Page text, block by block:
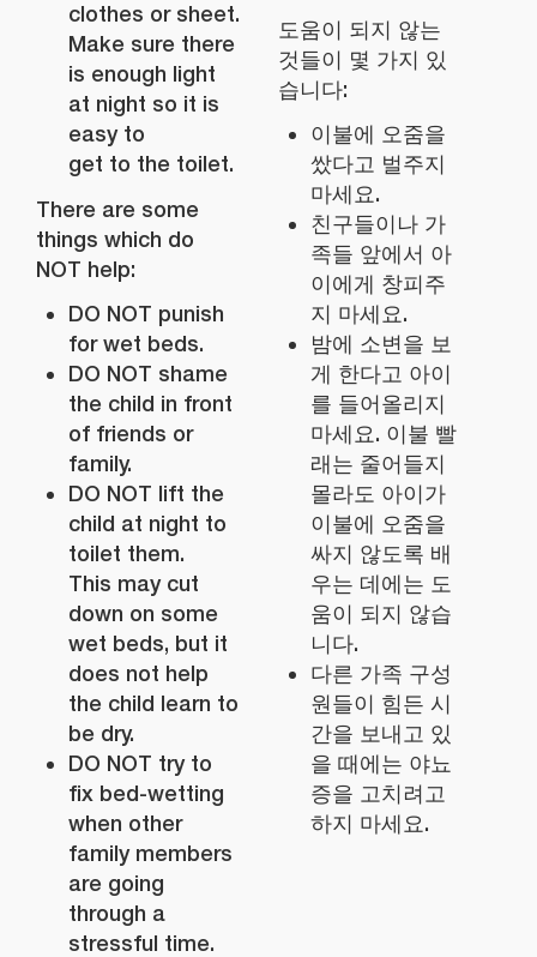
clothes or sheet.
Make sure there
is enough light
at night so it is
easy to
get to the toilet.
There are some
things which do
NOT help:
DO NOT punish
for wet beds.
DO NOT shame
the child in front
of friends or
family.
DO NOT lift the
child at night to
toilet them.
This may cut
down on some
wet beds, but it
does not help
the child learn to
be dry.
DO NOT try to
fix bed-wetting
when other
family members
are going
through a
stressful time.
도움이 되지 않는
것들이 몇 가지 있
습니다:
이불에 오줌을
쌌다고 벌주지
마세요.
친구들이나 가
족들 앞에서 아
이에게 창피주
지 마세요.
밤에 소변을 보
게 한다고 아이
를 들어올리지
마세요. 이불 빨
래는 줄어들지
몰라도 아이가
이불에 오줌을
싸지 않도록 배
우는 데에는 도
움이 되지 않습
니다.
다른 가족 구성
원들이 힘든 시
간을 보내고 있
을 때에는 야뇨
증을 고치려고
하지 마세요.